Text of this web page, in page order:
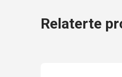
Relaterte